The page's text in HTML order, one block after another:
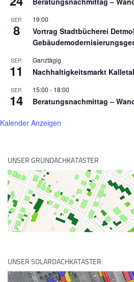
SEP.
8
19:00
Vortrag Stadtbücherei
SEP.
11
Ganztägig
Nachhaltigkeitsmarkt Kalletal
SEP.
14
15:00 - 18:00
Beratungsnachmittag –
Kalender Anzeigen
UNSER GRÜNDACHKATASTER
UNSER SOLARDACHKATASTER: